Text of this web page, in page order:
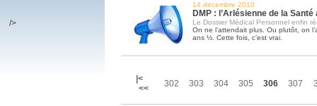
14 decembre 2010
DMP : l’Arlésienne de la
Le Dossier Médical Personnel enfin
On ne l’attendait plus. Ou plutôt, on
ans ½. Cette fois, c’est vrai.
|<
<<
302 303 304 305 306 307
/>